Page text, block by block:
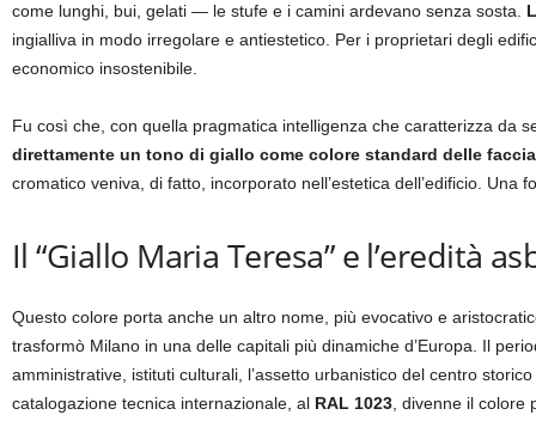
come lunghi, bui, gelati — le stufe e i camini ardevano senza sosta.
ingialliva in modo irregolare e antiestetico. Per i proprietari degli
economico insostenibile.
Fu così che, con quella pragmatica intelligenza che caratterizza da
direttamente un tono di giallo come colore standard delle
cromatico veniva, di fatto, incorporato nell’estetica dell’edificio.
Il “Giallo Maria Teresa” e l’eredità
Questo colore porta anche un altro nome, più evocativo e
trasformò Milano in una delle capitali più dinamiche d’Europa. Il
amministrative, istituti culturali, l’assetto urbanistico del centro
catalogazione tecnica internazionale, al RAL 1023 , divenne il